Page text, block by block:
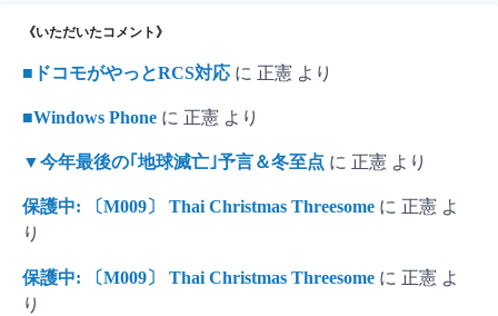
《いただいたコメント》
■ドコモがやっとRCS対応 に 正憲 より
■Windows Phone に 正憲 より
▼今年最後の｢地球滅亡｣予言＆冬至点 に 正憲 より
保護中: 〔M009〕 Thai Christmas Threesome に 正憲 よ
り
保護中: 〔M009〕 Thai Christmas Threesome に 正憲 よ
り